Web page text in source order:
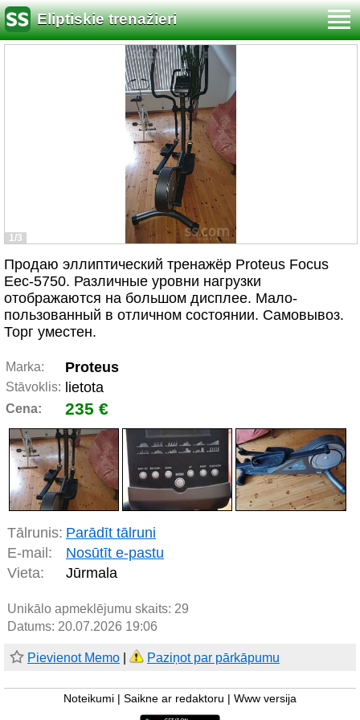
Eliptiskie trenažieri
1/3
Продаю эллиптический тренажёр Proteus Focus
Eec-5750. Различные уровни нагрузки
отображаются на большом дисплее. Мало-
пользованный в отличном состоянии. Самовывоз.
Торг уместен.
Marka: Proteus
Stāvoklis: lietota
Cena: 235 €
Tālrunis: Parādīt tālruni
E-mail:
Nosūtīt e-pastu
Vieta:
Jūrmala
Unikālo apmeklējumu skaits: 29
Datums: 20.07.2026 19:06
Pievienot Memo Paziņot par pārkāpumu
Noteikumi Saikne ar redaktoru Www versija